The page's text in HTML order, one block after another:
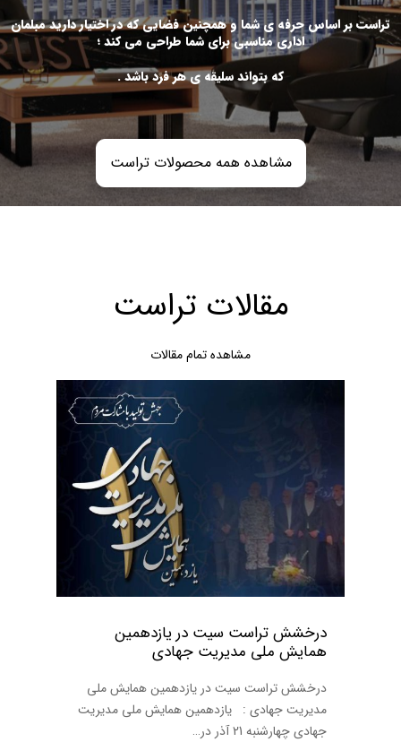
تراست بر اساس حرفه ی شما و همچنین فضایی که در اختیار دارید مبلمان
اداری مناسبی برای شما طراحی می کند ؛
که بتواند سلیقه ی هر فرد باشد .
.
مشاهده همه محصولات تراست
مقالات تراست
مشاهده تمام مقالات
درخشش تراست سیت در یازدهمین
همایش ملی مدیریت جهادی
درخشش تراست سیت در یازدهمین همایش ملی
مدیریت جهادی : یازدهمین همایش ملی مدیریت
جهادی چهارشنبه 21 آذر در…